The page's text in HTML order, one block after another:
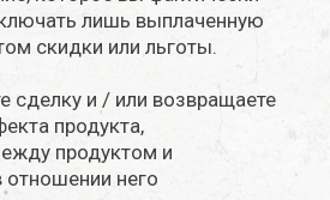
лишь выплаченную
скидки или льготы.
сделку и / или возвращаете
продукта,
продуктом и
отношении него